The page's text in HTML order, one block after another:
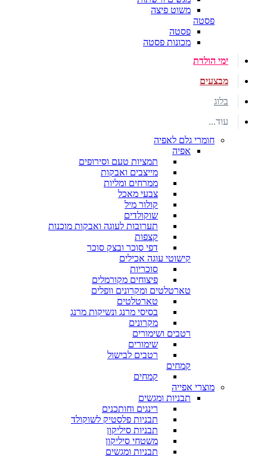
משוט פיצה
פסטה
פסטה
מכונות פסטה
ימי הולדת
מבצעים
בלוג
עוד...
חומרי גלם לאפיה
אפיה
תמציות טעם וסירופים
מייצבים ואבקות
ממרחים ומליות
צבעי מאכל
קולור מיל
שוקולדים
תערובות לעוגה ואבקות מוכנות
קצפות
דפי סוכר ובצק סוכר
קישוטי עוגה אכילים
סוכריות
פיצוחים מקורמלים
טארטלטים ומקרונים וופלים
טארטלטים
בסיסי מרנג ונשיקות מרנג
מקרונים
רטבים ושימורים
שימורים
רטבים לבישול
קמחים
קמחים
מוצרי אפייה
תבניות ומגשים
רינגים וחותכנים
תבניות פלסטיק לשוקולד
תבניות סיליקון
משטחי סיליקון
תבניות ומגשים